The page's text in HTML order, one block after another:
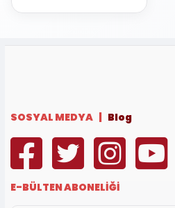
SOSYAL MEDYA | Blog
E-BÜLTEN ABONELİĞİ